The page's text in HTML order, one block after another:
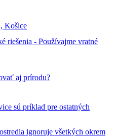
Košice
riešenia - Používajme vratné
aj prírodu?
sú príklad pre ostatných
ignoruje všetkých okrem